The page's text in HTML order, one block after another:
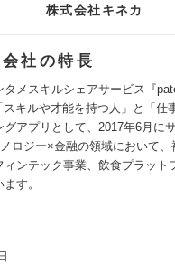
株式会社キネカ
社の特長
タメスキルシェアサービス『
キルや才能を持つ人」と「仕
グアプリとして、2017年6月に
ロジー×金融の領域において、
ィンテック事業、飲食プラット
す。